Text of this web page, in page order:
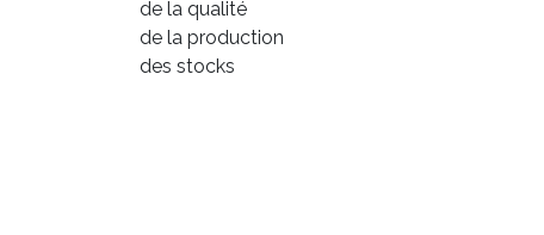
de la qualité
de la production
des stocks